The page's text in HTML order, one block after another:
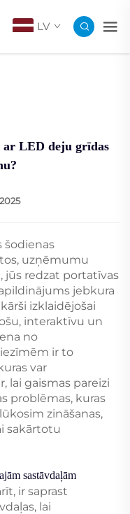
LV
LED deju grīdas
šodienas
uzņēmumu
jūs redzat portatīvas
jebkura
izklaidējošai
interaktīvu un
no
ir to
var
lai gaismas pareizi
problēmas, kuras
zināšanas,
sakārtotu
sastāvdaļām
ir saprast
lai